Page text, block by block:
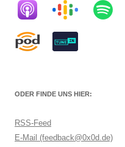
ODER FINDE UNS HIER:
RSS-Feed
E-Mail (feedback@0x0d.de)